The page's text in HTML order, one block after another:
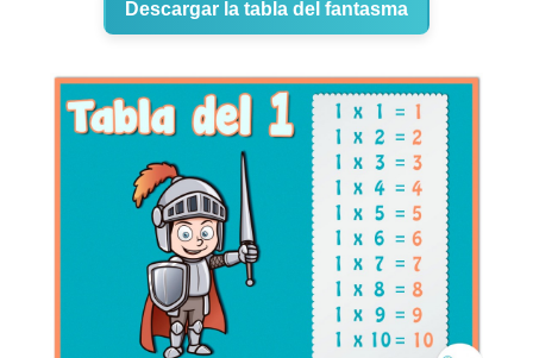
Descargar la tabla del fantasma